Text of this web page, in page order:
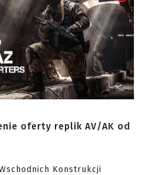
oferty replik AV/AK od
Konstrukcji